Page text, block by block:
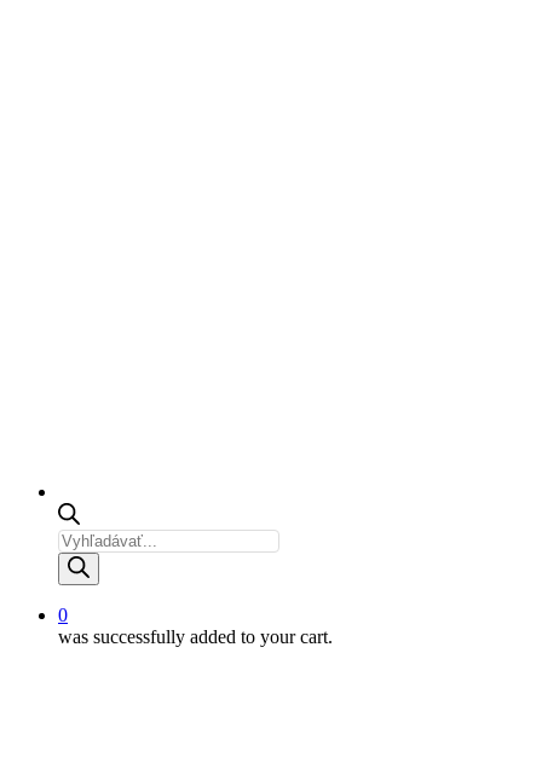
Products
search
0
was successfully added to your cart.